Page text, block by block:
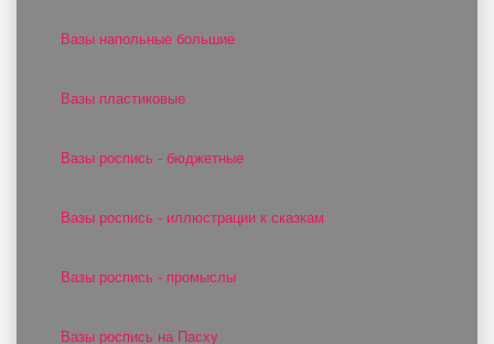
Вазы напольные большие
Вазы пластиковые
Вазы роспись - бюджетные
Вазы роспись - иллюстрации к сказкам
Вазы роспись - промыслы
Вазы роспись на Пасху